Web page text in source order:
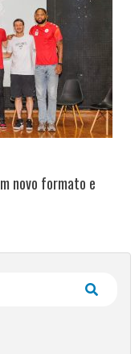
novo formato e